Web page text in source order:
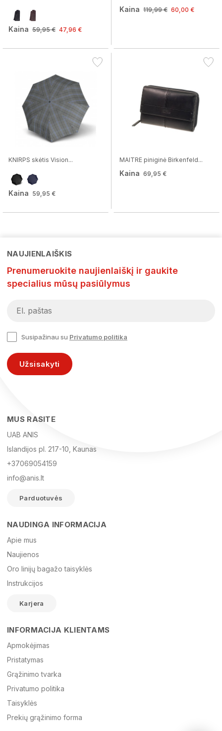
Kaina 59,95 € 47,96 €
Kaina 119,99 € 60,00 €
KNIRPS skėtis Vision...
Kaina 59,95 €
MAITRE piniginė Birkenfeld...
Kaina 69,95 €
El. paštas
Žinutė
NAUJIENLAIŠKIS
Prenumeruokite naujienlaiškį ir gaukite
specialius mūsų pasiūlymus
Susipažinau su Privatumo politika
Užsisakyti
MUS RASITE
UAB ANIS
Islandijos pl. 217-10, Kaunas
+37069054159
info@anis.lt
Parduotuvės
NAUDINGA INFORMACIJA
Apie mus
Naujienos
Oro linijų bagažo taisyklės
Instrukcijos
Karjera
INFORMACIJA KLIENTAMS
Apmokėjimas
Pristatymas
Grąžinimo tvarka
Privatumo politika
Taisyklės
Prekių grąžinimo forma